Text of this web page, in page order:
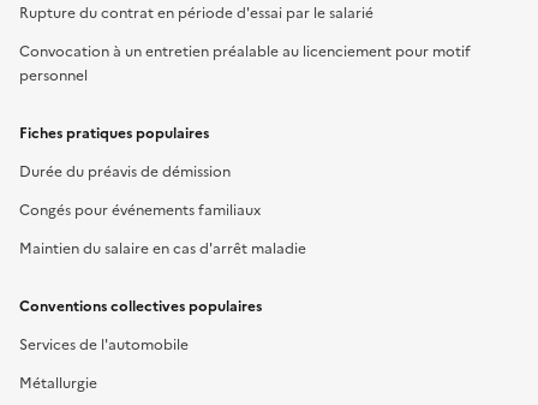
Rupture du contrat en période d'essai par le salarié
Convocation à un entretien préalable au licenciement pour motif
personnel
Fiches pratiques populaires
Durée du préavis de démission
Congés pour événements familiaux
Maintien du salaire en cas d'arrêt maladie
Conventions collectives populaires
Services de l'automobile
Métallurgie